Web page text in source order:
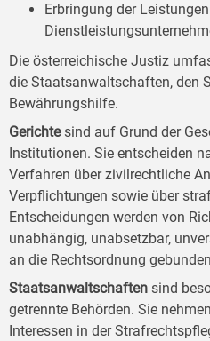
Erbringung der
Die österreichische Justiz
die Staatsanwaltschaften, den
Bewährungshilfe.
Gerichtesind auf Grund der
Institutionen. Sie entscheiden
Verfahren über zivilrechtliche
Verpflichtungen sowie über
Entscheidungen werden von
unabhängig, unabsetzbar,
an die Rechtsordnung
Staatsanwaltschaften sind
getrennte Behörden. Sie
Interessen in der